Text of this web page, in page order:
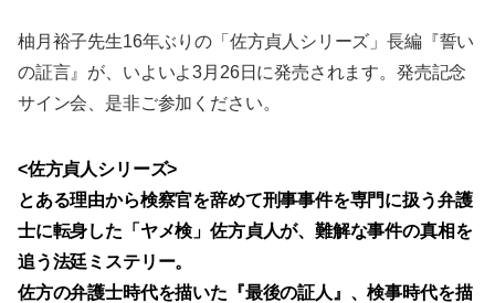
柚月裕子先生16年ぶりの「佐方貞人シリーズ」長編『誓い
の証言』が、いよいよ3月26日に発売されます。発売記念
サイン会、是非ご参加ください。
<佐方貞人シリーズ>
とある理由から検察官を辞めて刑事事件を専門に扱う弁護
士に転身した「ヤメ検」佐方貞人が、難解な事件の真相を
追う法廷ミステリー。
佐方の弁護士時代を描いた『最後の証人』、検事時代を描